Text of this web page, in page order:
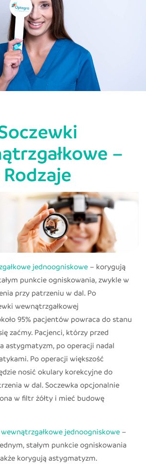
–
Rodzaje
jednoogniskowe – korygują
punkcie ogniskowania, zwykle w
przy patrzeniu w dal. Po
wewnątrzgałkowej
95% pacjentów powraca do stanu
zaćmy. Pacjenci, którzy przed
astygmatyzm, po operacji nadal
Po operacji większość
nosić okulary korekcyjne do
w dal. Soczewka opcjonalnie
w filtr żółty i mieć budowę
jednoogniskowe –
stałym punkcie ogniskowania
korygują astygmatyzm.